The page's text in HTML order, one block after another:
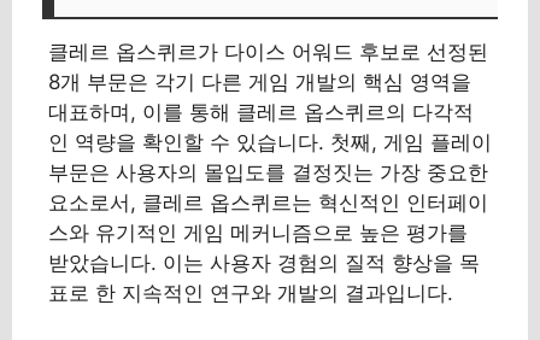
클레르 옵스퀴르가 다이스 어워드 후보로 선정된
8개 부문은 각기 다른 게임 개발의 핵심 영역을
대표하며, 이를 통해 클레르 옵스퀴르의 다각적
인 역량을 확인할 수 있습니다. 첫째, 게임 플레이
부문은 사용자의 몰입도를 결정짓는 가장 중요한
요소로서, 클레르 옵스퀴르는 혁신적인 인터페이
스와 유기적인 게임 메커니즘으로 높은 평가를
받았습니다. 이는 사용자 경험의 질적 향상을 목
표로 한 지속적인 연구와 개발의 결과입니다.